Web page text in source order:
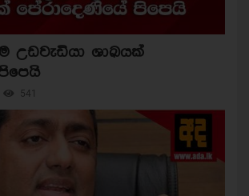
උඩවැඩියා ශාඛයක්
541